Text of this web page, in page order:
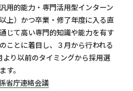
用的能力・専門活用型インターン
上）かつ卒業・修了年度に入る直
じて高い専門的知識や能力を有す
ことに着目し、３月から行われる
り以前のタイミングから採用選
。
省庁連絡会議